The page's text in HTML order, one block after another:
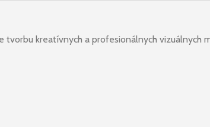
kreatívnych a profesionálnych vizuálnych